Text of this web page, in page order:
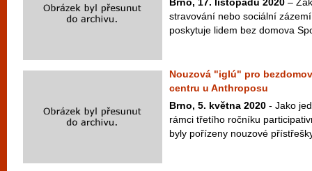
stravování nebo sociální
poskytuje lidem bez domova
Nouzová "iglú" pro
centru u Anthroposu
Brno, 5. května 2020 - Jako
rámci třetího ročníku
byly pořízeny nouzové